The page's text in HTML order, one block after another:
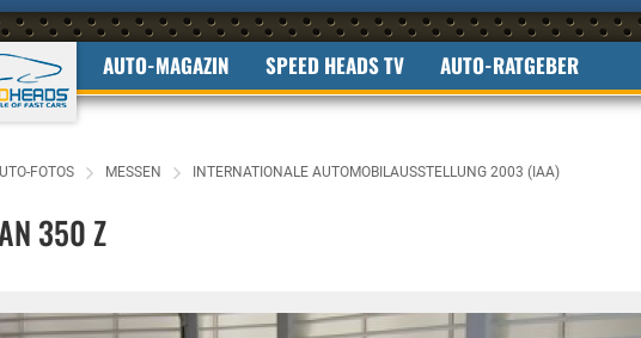
AUTO-MAGAZIN SPEED HEADS TV AUTO-RATGEBER
FOTOS MESSEN INTERNATIONALE AUTOMOBILAUSSTELLUNG 2003 (IAA)
350 Z